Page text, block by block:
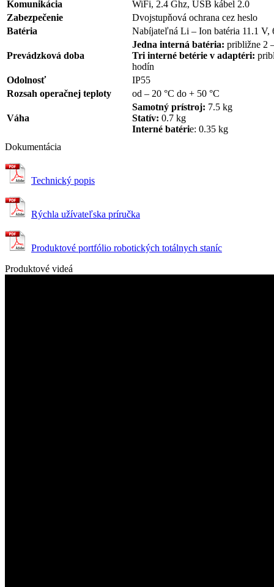
Komunikácia
WiFi, 2.4 Ghz, USB kábel 2.0
Zabezpečenie
Dvojstupňová ochrana cez heslo
Batéria
Nabíjateľná Li – Ion batéria 11.1 V,
Prevádzková doba
Jedna interná batéria: približne 2
Tri interné betérie v adaptéri:
hodín
Odolnosť
IP55
Rozsah operačnej teploty
od – 20 °C do + 50 °C
Váha
Samotný prístroj: 7.5 kg
Statív: 0.7 kg
Interné batérie: 0.35 kg
Dokumentácia
Technický popis
Rýchla užívateľska príručka
Produktové portfólio robotických totálnych staníc
Produktové videá